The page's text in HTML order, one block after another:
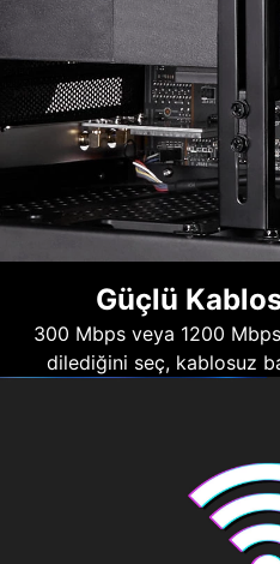
Güçlü
300 Mbps veya 1200
dilediğini seç, kablosuz